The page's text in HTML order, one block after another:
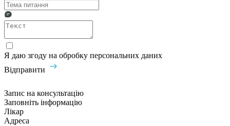
Я даю згоду на обробку персональних даних
Відправити
Запис на консультацію
Заповніть інформацію
Лікар
Адреса